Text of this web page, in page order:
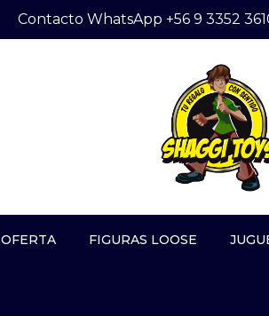
Contacto WhatsApp +56 9 3352
OFERTA FIGURAS LOOSE